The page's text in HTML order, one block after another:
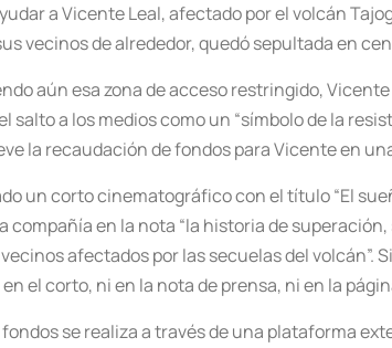
a Vicente Leal, afectado por el volcán
vecinos de alrededor, quedó sepultada en
aún esa zona de acceso restringido,
salto a los medios como un “símbolo de la
la recaudación de fondos para Vicente en
un corto cinematográfico con el título “El
compañía en la nota “la historia de
afectados por las secuelas del
el corto, ni en la nota de prensa, ni en la
se realiza a través de una plataforma